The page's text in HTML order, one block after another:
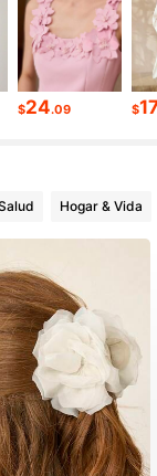
$24.09 $
Hogar & Vida